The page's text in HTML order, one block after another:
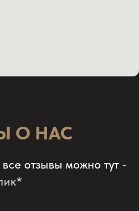
О НАС
отзывы можно тут -